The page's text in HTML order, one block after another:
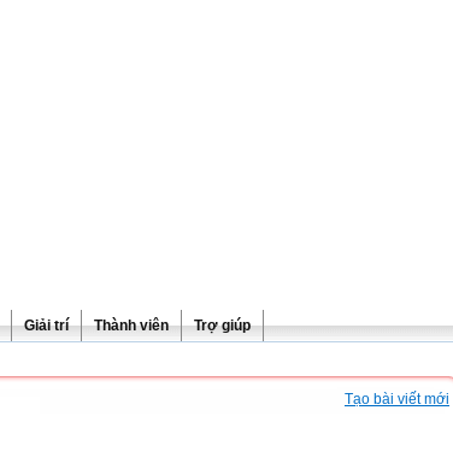
Giải trí Thành viên Trợ giúp
Tạo bài viết mới